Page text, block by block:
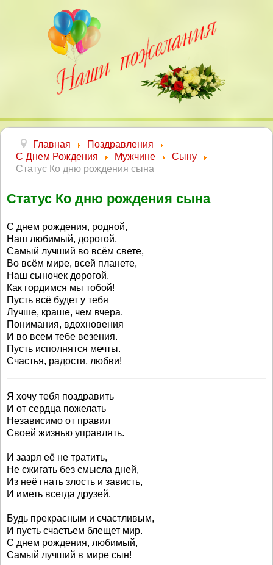
Главная
Поздравления
С Днем Рождения
Мужчине
Сыну
Статус Ко дню рождения сына
Статус Ко дню рождения сына
С днем рождения, родной,
Наш любимый, дорогой,
Самый лучший во всём свете,
Во всём мире, всей планете,
Наш сыночек дорогой.
Как гордимся мы тобой!
Пусть всё будет у тебя
Лучше, краше, чем вчера.
Понимания, вдохновения
И во всем тебе везения.
Пусть исполнятся мечты.
Счастья, радости, любви!
Я хочу тебя поздравить
И от сердца пожелать
Независимо от правил
Своей жизнью управлять.
И зазря её не тратить,
Не сжигать без смысла дней,
Из неё гнать злость и зависть,
И иметь всегда друзей.
Будь прекрасным и счастливым,
И пусть счастьем блещет мир.
С днем рождения, любимый,
Самый лучший в мире сын!